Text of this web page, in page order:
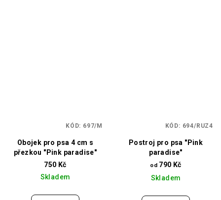
Obojek pro psa 4 cm s
přezkou "Pink paradise"
750 Kč
Skladem
KÓD: 697/M
Postroj pro psa "Pink
paradise"
od 790 Kč
Skladem
KÓD: 694/RUZ4